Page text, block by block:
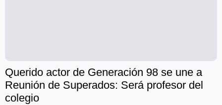
Querido actor de Generación 98 se une a
Reunión de Superados: Será profesor del
colegio